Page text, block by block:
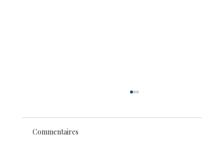
Commentaires